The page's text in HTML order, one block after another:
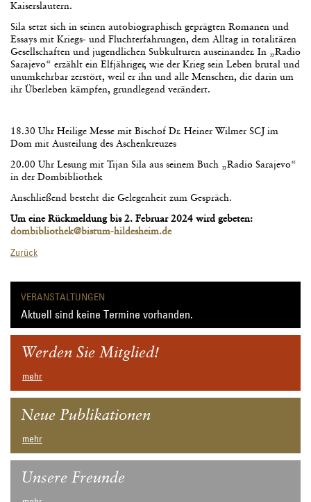
Kaiserslautern.
Sila setzt sich in seinen autobiographisch geprägten Romanen und
Essays mit Kriegs- und Fluchterfahrungen, dem Alltag in totalitären
Gesellschaften und jugendlichen Subkulturen auseinander. In „Radio
Sarajevo“ erzählt ein Elfjähriger, wie der Krieg sein Leben brutal und
unumkehrbar zerstört, weil er ihn und alle Menschen, die darin um
ihr Überleben kämpfen, grundlegend verändert.
18.30 Uhr Heilige Messe mit Bischof Dr. Heiner Wilmer SCJ im
Dom mit Austeilung des Aschenkreuzes
20.00 Uhr Lesung mit Tijan Sila aus seinem Buch „Radio Sarajevo“
in der Dombibliothek
Anschließend besteht die Gelegenheit zum Gespräch.
Um eine Rückmeldung bis 2. Februar 2024 wird gebeten:
dombibliothek@bistum-hildesheim.de
Zurück
VERANSTALTUNGEN
Aktuell sind keine Termine vorhanden.
Werden Sie Mitglied!
mehr
Neue Publikationen
mehr
Unsere Freunde